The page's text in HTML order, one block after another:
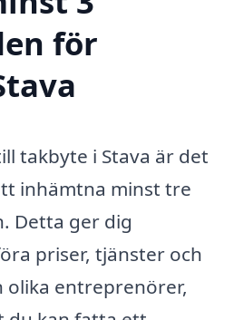
för
takbyte i Stava är det
inhämtna minst tre
Detta ger dig
priser, tjänster och
entreprenörer,